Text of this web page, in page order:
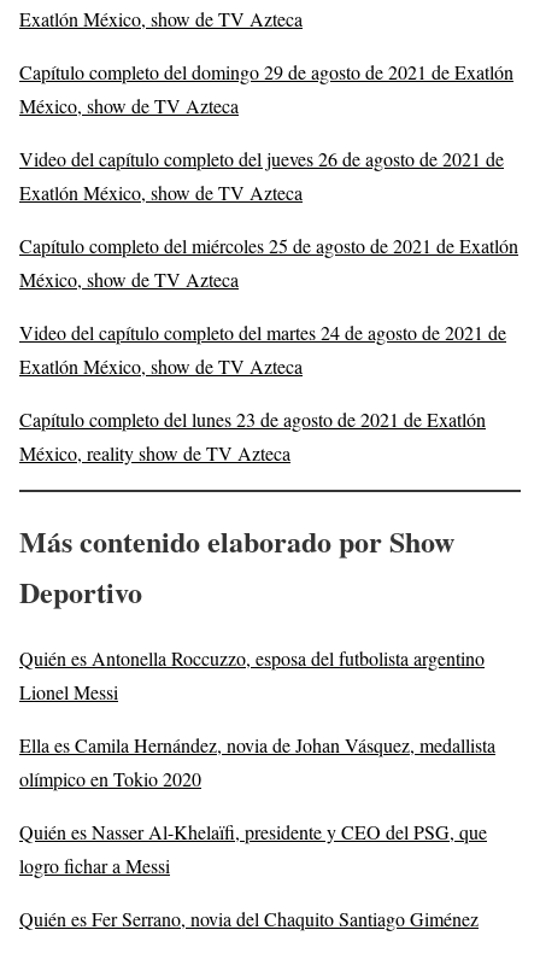
Exatlón México, show de TV Azteca
Capítulo completo del domingo 29 de agosto de 2021 de Exatlón
México, show de TV Azteca
Video del capítulo completo del jueves 26 de agosto de 2021 de
Exatlón México, show de TV Azteca
Capítulo completo del miércoles 25 de agosto de 2021 de Exatlón
México, show de TV Azteca
Video del capítulo completo del martes 24 de agosto de 2021 de
Exatlón México, show de TV Azteca
Capítulo completo del lunes 23 de agosto de 2021 de Exatlón
México, reality show de TV Azteca
Más contenido elaborado por Show
Deportivo
Quién es Antonella Roccuzzo, esposa del futbolista argentino
Lionel Messi
Ella es Camila Hernández, novia de Johan Vásquez, medallista
olímpico en Tokio 2020
Quién es Nasser Al-Khelaïfi, presidente y CEO del PSG, que
logro fichar a Messi
Quién es Fer Serrano, novia del Chaquito Santiago Giménez